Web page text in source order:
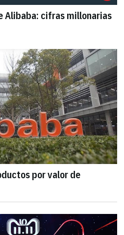
Alibaba: cifras millonarias
por valor de